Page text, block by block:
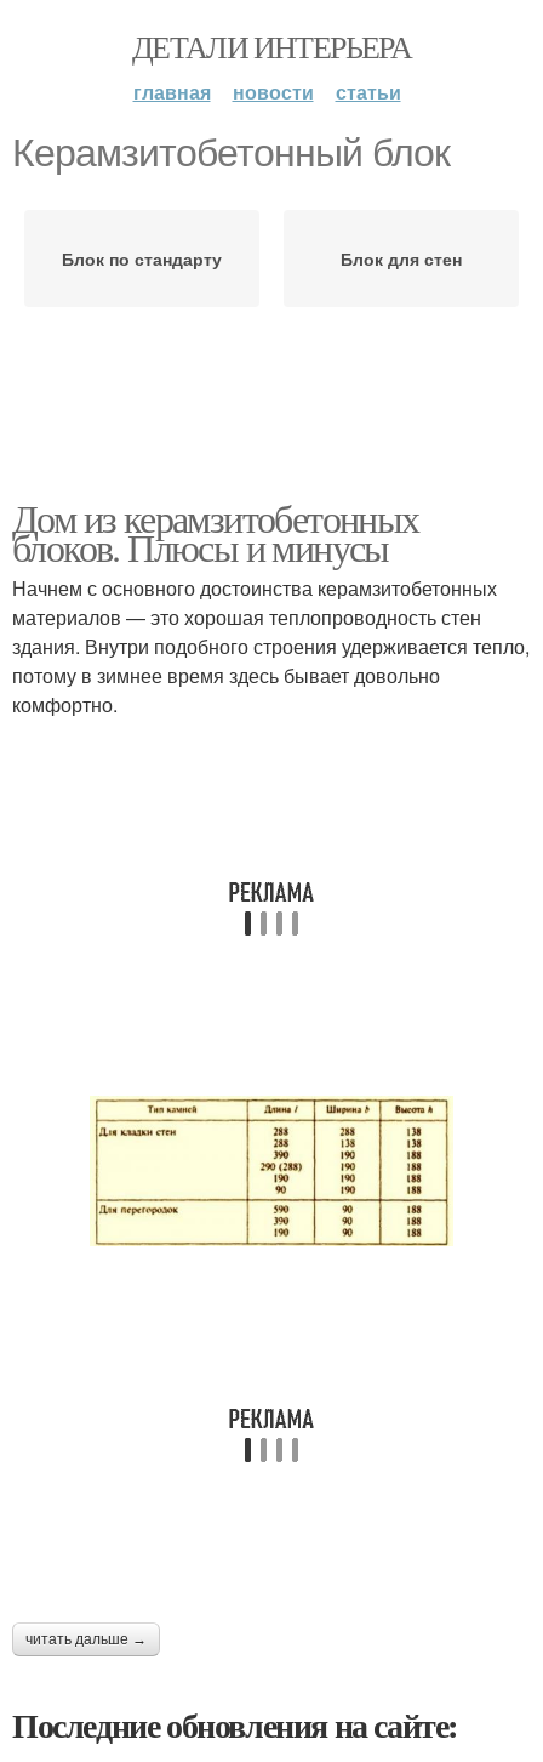
ДЕТАЛИ ИНТЕРЬЕРА
главная новости статьи
Керамзитобетонный блок
Блок по стандарту Блок для стен
Дом из керамзитобетонных
блоков. Плюсы и минусы
Начнем с основного достоинства керамзитобетонных
материалов — это хорошая теплопроводность стен
здания. Внутри подобного строения удерживается тепло,
потому в зимнее время здесь бывает довольно
комфортно.
читать дальше →
Последние обновления на сайте: